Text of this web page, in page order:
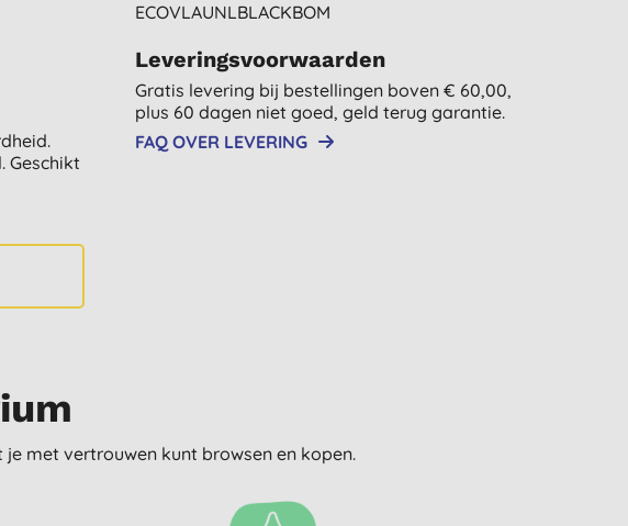
Geschikt
ECOVLAUNLBLACKBOM
Leveringsvoorwaarden
Gratis levering bij bestellingen boven € 60,00,
plus 60 dagen niet goed, geld terug garantie.
FAQ OVER LEVERING
met vertrouwen kunt browsen en kopen.